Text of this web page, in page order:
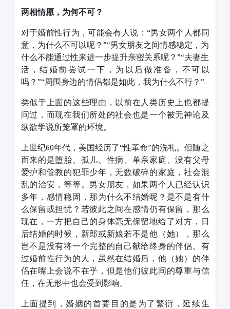
两相情愿，为何不可？
对于婚前性行为，可能会有人说：“男女两个人都同
意，为什么不可以呢？”“男女朋友之间情感稳定，为
什么不能通过性来进一步提升亲密关系呢？”“夫妻生
活，结婚前尝试一下，为以后做准备，不可以
吗？”“周围身边的情侣都是如此，我为什么不行？”
类似于上面的这些理由，以前在人类历史上也都提
问过，而现在我们所处的社会也是一个被无神论及
纵欲学说所笼罩的环境。
上世纪60年代，美国经历了“性革命”的洗礼。但随之
而来的是堕胎、孤儿、性病、单亲家庭、没有父母
爱护和管教的犯罪少年，无数破碎的家庭，社会混
乱的治安，等等。男女朋友，如果两个人已经认识
多年，感情稳固，那为什么不结婚呢？是不是有什
么保留或担忧？若彼此之间在感情仍有保留，那么
现在，一方把自己的身体毫无保留地给了对方，日
后结婚的时候，新郎或新娘若不是他（她），那么
岂不是没有将一个完整的自己献给终身的伴侣。有
过婚前性行为的人，虽然在结婚后，他（她）的伴
侣在嘴上会说不在乎，但是他们彼此间的尊重与信
任，在无形中也会受到影响。
上面提到，婚姻的首要目的是为了繁衍，延续生